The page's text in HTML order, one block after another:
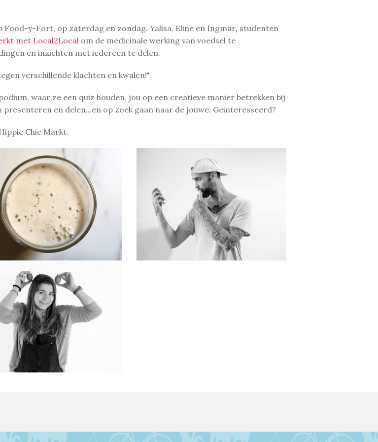
y-Fort, op zaterdag en zondag. Yalisa, Eline en Ingmar, studenten
met Local2Local om de medicinale werking van voedsel te
en inzichten met iedereen te delen.
verschillende klachten en kwalen!"
waar ze een quiz houden, jou op een creatieve manier betrekken bij
en delen...en op zoek gaan naar de jouwe. Geinteresseerd?
Chic Markt.